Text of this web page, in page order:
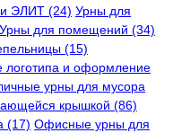
ЭЛИТ (24) Урны для
Урны для помещений (34)
(15)
логотипа и оформление
урны для мусора
крышкой (86)
(17) Офисные урны для